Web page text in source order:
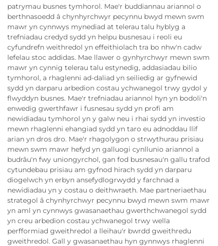
patrymau busnes tymhorol. Mae'r buddiannau ariannol o
berthnasoedd â chynhyrchwyr pecynnu bwyd mewn swm
mawr yn cynnwys mynediad at telerau talu hyblyg a
trefniadau credyd sydd yn helpu busnesau i reoli eu
cyfundrefn weithredol yn effeithiolach tra bo nhw'n cadw
lefelau stoc addidas. Mae llawer o gynhyrchwyr mewn swm
mawr yn cynnig telerau talu estynedig, addasiadau bilio
tymhorol, a rhaglenni ad-daliad yn seiliedig ar gyfnewid
sydd yn darparu arbedion costau ychwanegol trwy gydol y
flwyddyn busnes. Mae'r trefniadau ariannol hyn yn bodoli'n
enwedig gwerthfawr i fusnesau sydd yn profi am
newidiadau tymhorol yn y galw neu i rhai sydd yn investio
mewn rhaglenni ehangiad sydd yn taro eu adnoddau llif
arian yn dros dro. Mae'r rhagolygon o strwythurau prisiau
mewn swm mawr hefyd yn galluogi cynllunio ariannol a
budrâu'n fwy uniongyrchol, gan fod busnesau'n gallu trafod
cytundebau prisiau am gyfnod hirach sydd yn darparu
diogelwch yn erbyn ansefydlogrwydd y farchnad a
newidiadau yn y costau o deithwraeth. Mae partneriaethau
strategol â chynhyrchwyr pecynnu bwyd mewn swm mawr
yn aml yn cynnwys gwasanaethau gwerthchwanegol sydd
yn creu arbedion costau ychwanegol trwy wella
perfformiad gweithredol a lleihau'r bwrdd gweithredu
gweithredol. Gall y gwasanaethau hyn gynnwys rhaglenni